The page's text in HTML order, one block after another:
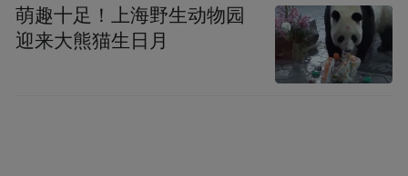
萌趣十足！上海野生动物园
迎来大熊猫生日月